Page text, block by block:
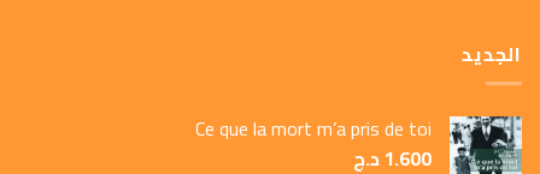
الجديد
Ce que la mort m’a pris de toi
1.600د.ج